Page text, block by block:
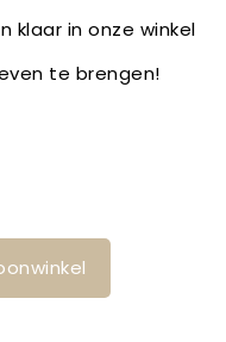
klaar in onze winkel
te brengen!